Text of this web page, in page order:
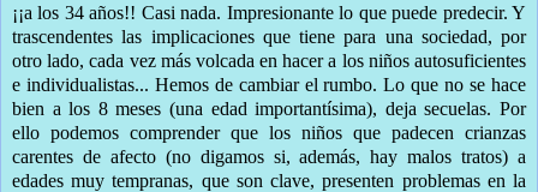
¡¡a los 34 años!! Casi nada. Impresionante lo que puede predecir. Y
trascendentes las implicaciones que tiene para una sociedad, por
otro lado, cada vez más volcada en hacer a los niños autosuficientes
e individualistas... Hemos de cambiar el rumbo. Lo que no se hace
bien a los 8 meses (una edad importantísima), deja secuelas. Por
ello podemos comprender que los niños que padecen crianzas
carentes de afecto (no digamos si, además, hay malos tratos) a
edades muy tempranas, que son clave, presenten problemas en la